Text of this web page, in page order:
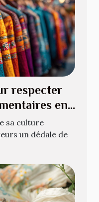
respecter
en
sa culture
un dédale de